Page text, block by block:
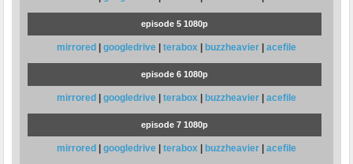
episode 5 1080p
mirrored googledrive terabox buzzheavier acefile
episode 6 1080p
mirrored googledrive terabox buzzheavier acefile
episode 7 1080p
mirrored googledrive terabox buzzheavier acefile